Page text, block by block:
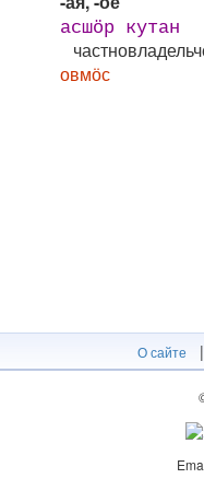
асшӧр кутан
овмӧс
О сайте |